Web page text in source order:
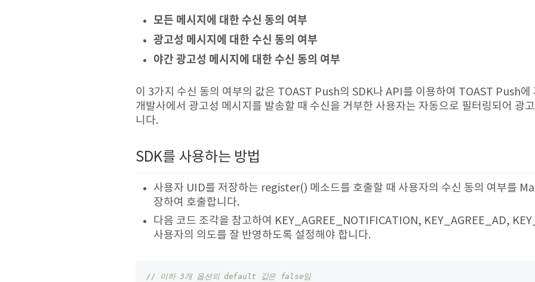
모든 메시지에 대한 수신 동의 여부
광고성 메시지에 대한 수신 동의 여부
야간 광고성 메시지에 대한 수신 동의 여부
이 3가지 수신 동의 여부의 값은 TOAST Push의 SDK나 API를 이용하여 TOAST Push에
개발사에서 광고성 메시지를 발송할 때 수신을 거부한 사용자는 자동으로 필터링되어 광
니다.
SDK를 사용하는 방법
사용자 UID를 저장하는 register() 메소드를 호출할 때 사용자의 수신 동의 여부를
장하여 호출합니다.
다음 코드 조각을 참고하여 KEY_AGREE_NOTIFICATION, KEY_AGREE_AD,
사용자의 의도를 잘 반영하도록 설정해야 합니다.
// 이하 3개 옵션의 default 값은 false임